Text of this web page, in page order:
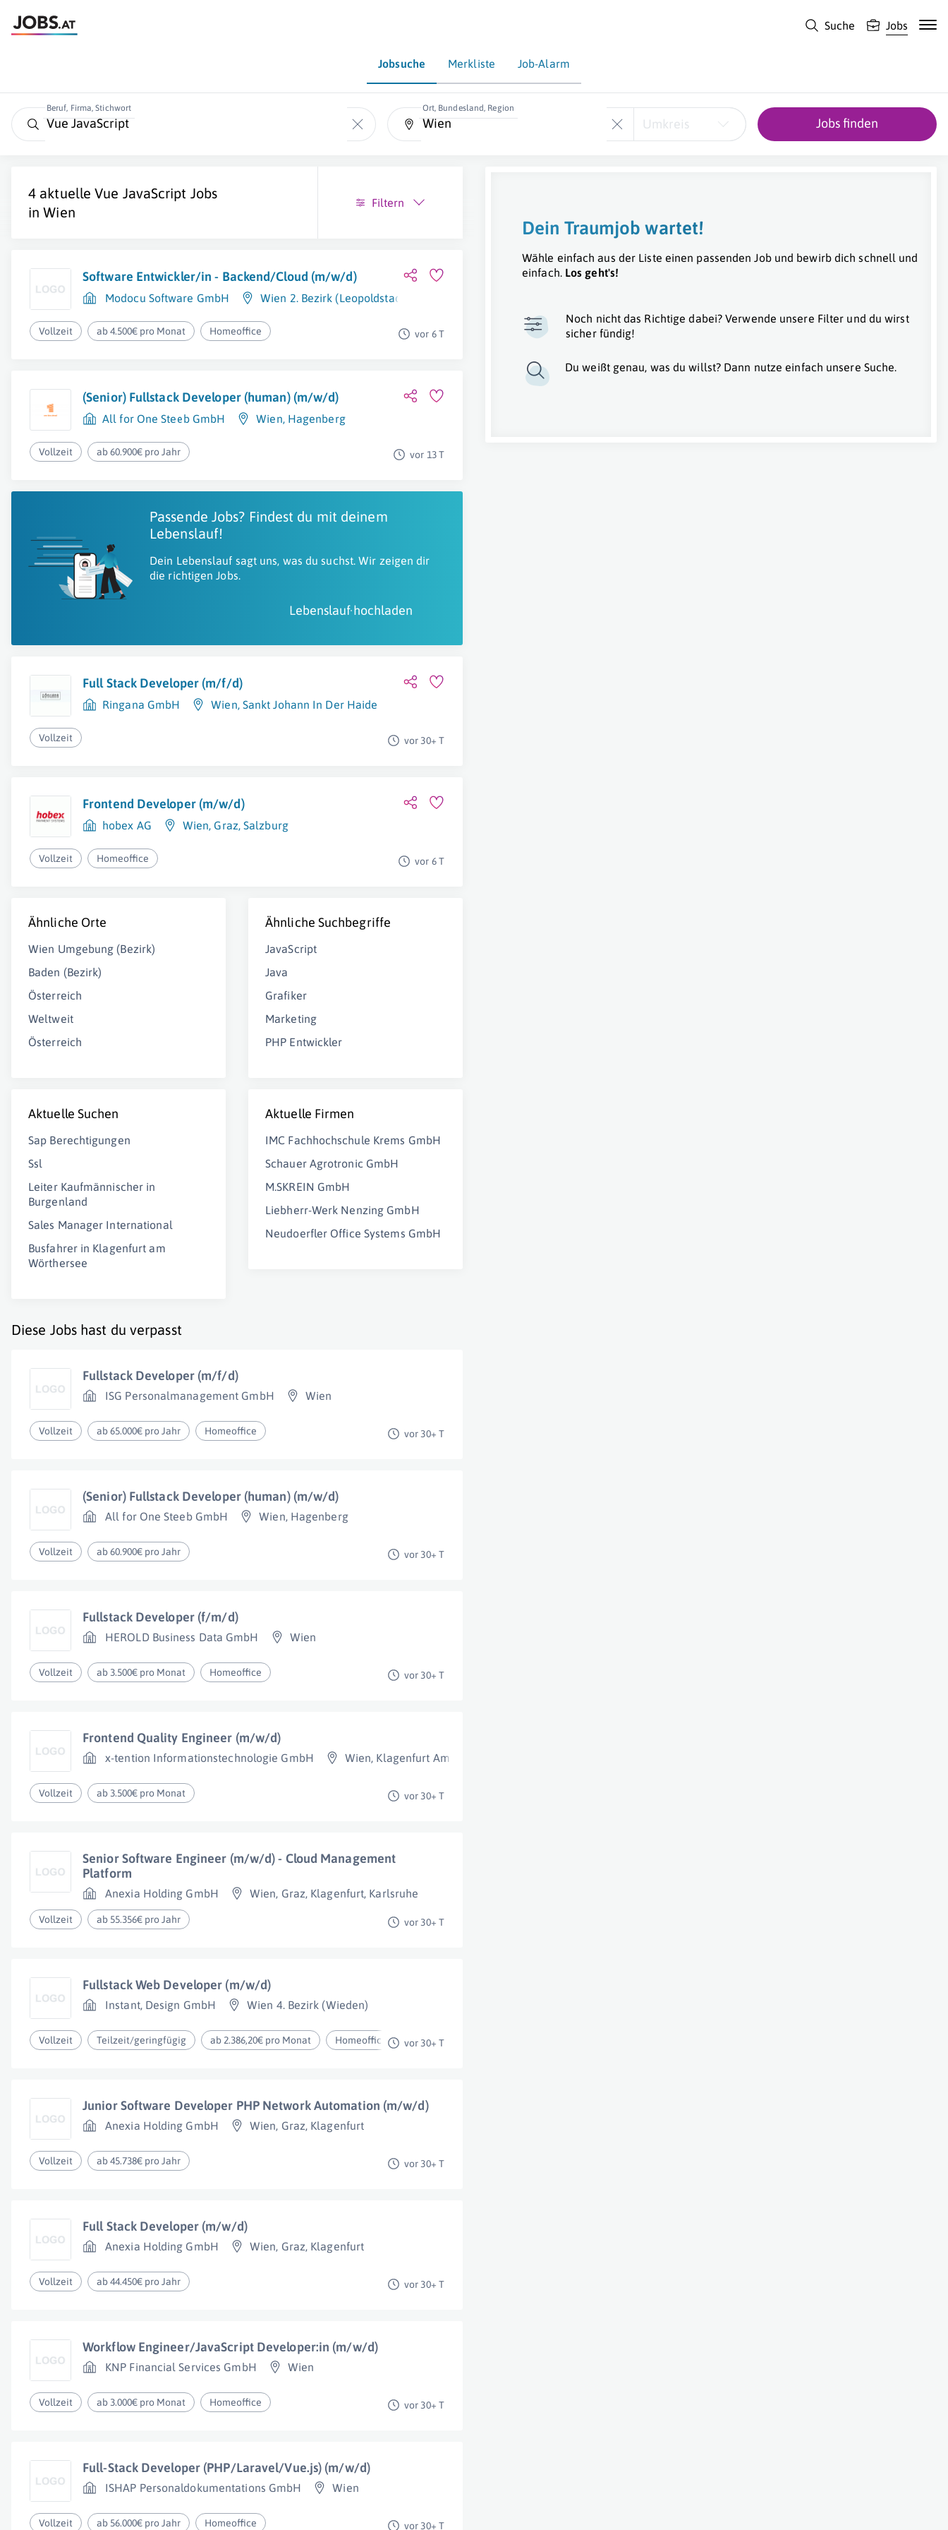
Suche Jobs
Jobsuche Merkliste Job-Alarm
Beruf, Firma, Stichwort Ort, Bundesland, Region
Umkreis Jobs finden
4 aktuelleVue JavaScript Jobs
inWien
Filtern
Software Entwickler/in - Backend/Cloud (m/w/d)
Modocu Software GmbH Wien 2. Bezirk (Leopoldstadt)
Vollzeit ab 4.500€ pro Monat Homeoffice vor 6 T
(Senior) Fullstack Developer (human) (m/w/d)
All for One Steeb GmbH Wien, Hagenberg
Vollzeit ab 60.900€ pro Jahr vor 13 T
Passende Jobs? Findest du mit deinem
Lebenslauf!
Dein Lebenslauf sagt uns, was du suchst. Wir zeigen dir
die richtigen Jobs.
Lebenslauf hochladen
Full Stack Developer (m/f/d)
Ringana GmbH Wien, Sankt Johann In Der Haide
Vollzeit vor 30+ T
Frontend Developer (m/w/d)
hobex AG Wien, Graz,Salzburg
Vollzeit Homeoffice vor 6 T
Ähnliche Orte
Wien Umgebung (Bezirk)
Baden (Bezirk)
Österreich
Weltweit
Österreich
Ähnliche Suchbegriffe
JavaScript
Java
Grafiker
Marketing
PHP Entwickler
Aktuelle Suchen
Sap Berechtigungen
Ssl
Leiter Kaufmännischer in
Burgenland
Sales Manager International
Busfahrer in Klagenfurt am
Wörthersee
Aktuelle Firmen
IMC Fachhochschule Krems GmbH
Schauer Agrotronic GmbH
M.SKREIN GmbH
Liebherr-Werk Nenzing GmbH
Neudoerfler Office Systems GmbH
Diese Jobs hast du verpasst
Fullstack Developer (m/f/d)
ISG Personalmanagement GmbH Wien
Vollzeit ab 65.000€ pro Jahr Homeoffice vor 30+ T
(Senior) Fullstack Developer (human) (m/w/d)
All for One Steeb GmbH Wien, Hagenberg
Vollzeit ab 60.900€ pro Jahr vor 30+ T
Fullstack Developer (f/m/d)
HEROLD Business Data GmbH Wien
Vollzeit ab 3.500€ pro Monat Homeoffice vor 30+ T
Frontend Quality Engineer (m/w/d)
x-tention Informationstechnologie GmbH Wien, Klagenfurt Am Wörthersee
Vollzeit ab 3.500€ pro Monat vor 30+ T
Senior Software Engineer (m/w/d) - Cloud Management
Platform
Anexia Holding GmbH Wien, Graz, Klagenfurt, Karlsruhe
Vollzeit ab 55.356€ pro Jahr vor 30+ T
Fullstack Web Developer (m/w/d)
Instant, Design GmbH Wien 4. Bezirk (Wieden)
Vollzeit Teilzeit/geringfügig ab 2.386,20€ pro Monat Homeoffice vor 30+ T
Junior Software Developer PHP Network Automation (m/w/d)
Anexia Holding GmbH Wien, Graz, Klagenfurt
Vollzeit ab 45.738€ pro Jahr vor 30+ T
Full Stack Developer (m/w/d)
Anexia Holding GmbH Wien, Graz, Klagenfurt
Vollzeit ab 44.450€ pro Jahr vor 30+ T
Workflow Engineer/JavaScript Developer:in (m/w/d)
KNP Financial Services GmbH Wien
Vollzeit ab 3.000€ pro Monat Homeoffice vor 30+ T
Full-Stack Developer (PHP/Laravel/Vue.js) (m/w/d)
ISHAP Personaldokumentations GmbH Wien
Vollzeit ab 56.000€ pro Jahr Homeoffice vor 30+ T
Dein Traumjob wartet!
Wähle einfach aus der Liste einen passenden Job und bewirb dich schnell und
einfach. Los geht's!
Noch nicht das Richtige dabei? Verwende unsere Filter und du wirst
sicher fündig!
Du weißt genau, was du willst? Dann nutze einfach unsere Suche.